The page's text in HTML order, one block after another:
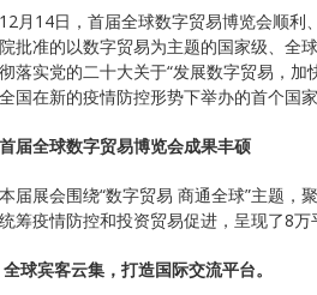
12月14日，首届全球数字贸易博览会顺
批准的以数字贸易为主题的国家级、全
落实党的二十大关于“发展数字贸易，
国在新的疫情防控形势下举办的首个国
首届全球数字贸易博览会成果丰硕
本届展会围绕“数字贸易 商通全球”主题，
筹疫情防控和投资贸易促进，呈现了8
全球宾客云集，打造国际交流平台。